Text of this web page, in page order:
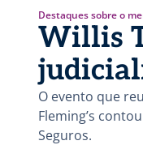
Destaques sobre o
Willis
O evento que
Fleming’s
Seguros.